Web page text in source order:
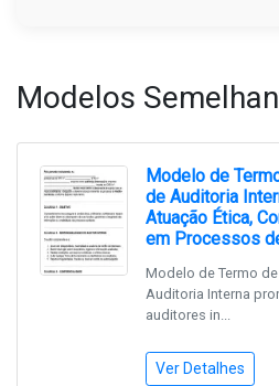
Modelos
Modelo de
de Auditoria
Atuação Ética,
em Processos
Modelo de Termo
Auditoria Interna
auditores in...
Ver Detalhes